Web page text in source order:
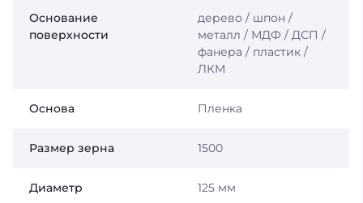
Основание
поверхности
дерево / шпон /
металл / МДФ / ДСП /
фанера / пластик /
ЛКМ
Основа Пленка
Размер зерна 1500
Диаметр 125 мм